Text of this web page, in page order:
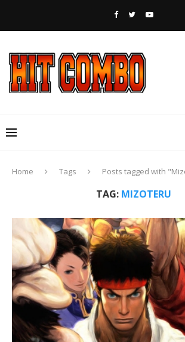
Home Tags Posts tagged with
TAG: MIZOTERU